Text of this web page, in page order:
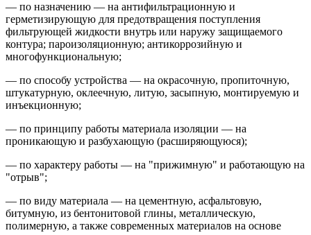
— по назначению — на антифильтрационную и
герметизирующую для предотвращения поступления
фильтрующей жидкости внутрь или наружу защищаемого
контура; пароизоляционную; антикоррозийную и
многофункциональную;
— по способу устройства — на окрасочную, пропиточную,
штукатурную, оклеечную, литую, засыпную, монтируемую и
инъекционную;
— по принципу работы материала изоляции — на
проникающую и разбухающую (расширяющуюся);
— по характеру работы — на "прижимную" и работающую на
"отрыв";
— по виду материала — на цементную, асфальтовую,
битумную, из бентонитовой глины, металлическую,
полимерную, а также современных материалов на основе